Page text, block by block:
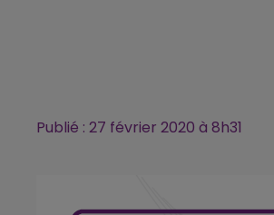
Publié : 27 février 2020 à 8h31